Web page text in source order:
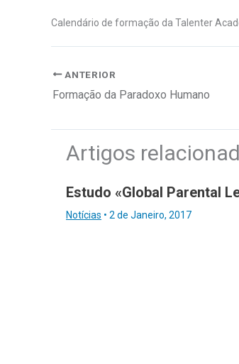
Calendário de formação da Talenter
ANTERIOR
Formação da Paradoxo Humano
Artigos
Estudo «Global Parental
Notícias • 2 de Janeiro, 2017